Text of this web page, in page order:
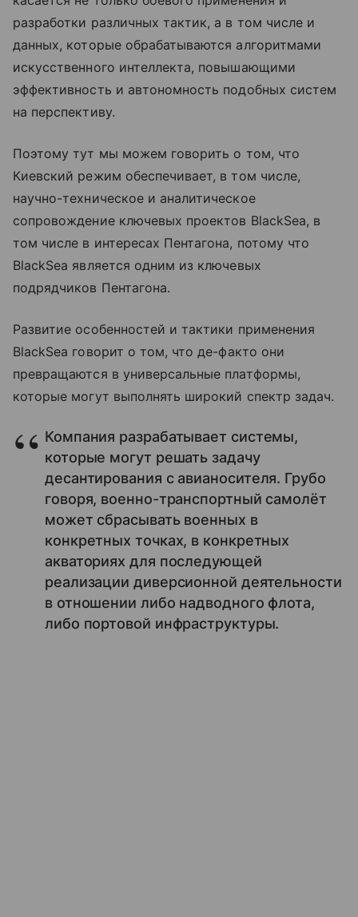
разработки различных тактик, а в том числе и
данных, которые обрабатываются алгоритмами
искусственного интеллекта, повышающими
эффективность и автономность подобных систем
на перспективу.
Поэтому тут мы можем говорить о том, что
Киевский режим обеспечивает, в том числе,
научно-техническое и аналитическое
сопровождение ключевых проектов BlackSea, в
том числе в интересах Пентагона, потому что
BlackSea является одним из ключевых
подрядчиков Пентагона.
Развитие особенностей и тактики применения
BlackSea говорит о том, что де-факто они
превращаются в универсальные платформы,
которые могут выполнять широкий спектр задач.
Компания разрабатывает системы,
которые могут решать задачу
десантирования с авианосителя. Грубо
говоря, военно-транспортный самолёт
может сбрасывать военных в
конкретных точках, в конкретных
акваториях для последующей
реализации диверсионной деятельности
в отношении либо надводного флота,
либо портовой инфраструктуры.